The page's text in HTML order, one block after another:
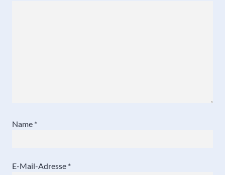
Name *
E-Mail-Adresse *